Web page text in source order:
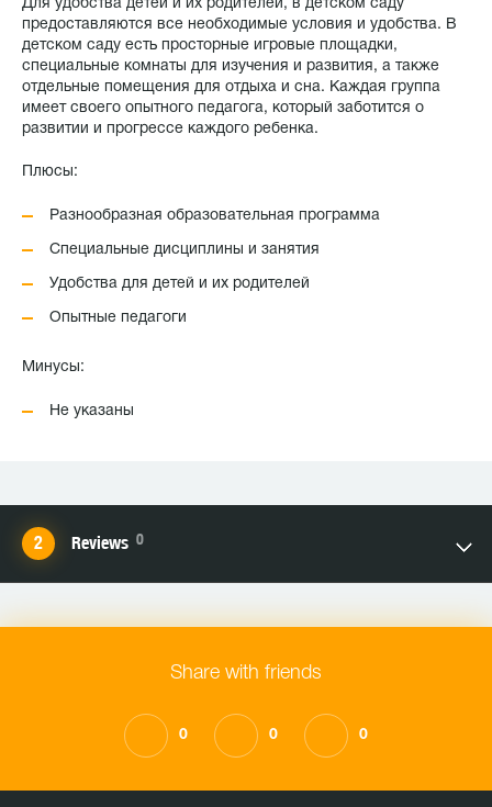
Для удобства детей и их родителей, в детском саду
предоставляются все необходимые условия и удобства. В
детском саду есть просторные игровые площадки,
специальные комнаты для изучения и развития, а также
отдельные помещения для отдыха и сна. Каждая группа
имеет своего опытного педагога, который заботится о
развитии и прогрессе каждого ребенка.
Плюсы:
Разнообразная образовательная программа
Специальные дисциплины и занятия
Удобства для детей и их родителей
Опытные педагоги
Минусы:
Не указаны
Reviews 0
Share with friends
0 0 0